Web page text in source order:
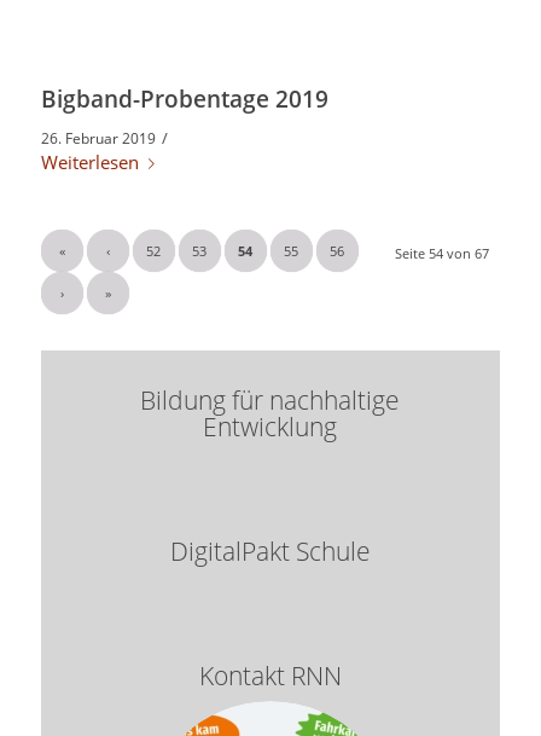
Bigband-Probentage 2019
26. Februar 2019 /
Weiterlesen
Seite 54 von 67
« ‹ 52 53 54 55 56
› »
Bildung für nachhaltige
Entwicklung
DigitalPakt Schule
Kontakt RNN